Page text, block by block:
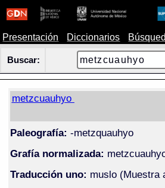
Presentación Diccionarios
Buscar:
metzcuauhyo
Paleografía: -metzquauhyo
Grafía normalizada:
Traducción uno: muslo (Muestra